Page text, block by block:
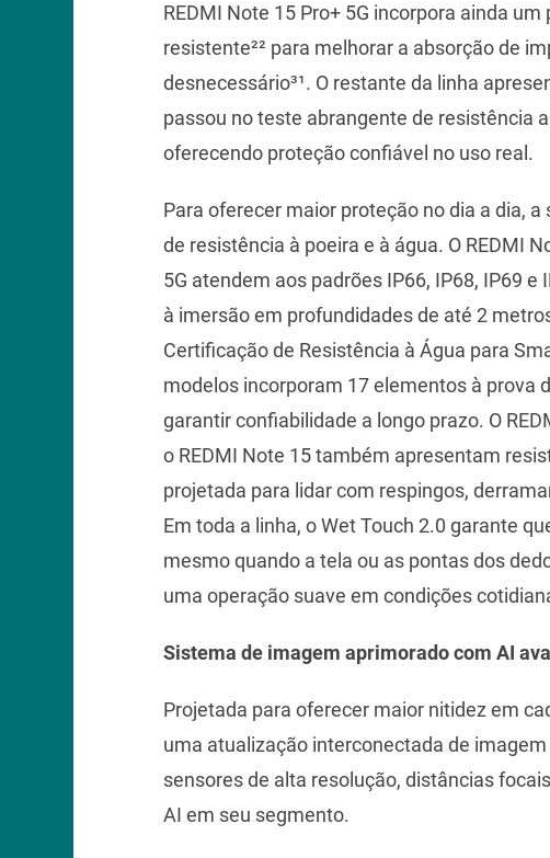
REDMI Note 15 Pro+ 5G incorpora ainda
resistente²² para melhorar a absorção de
desnecessário³¹. O restante da linha
passou no teste abrangente de resistência
oferecendo proteção confiável no uso real.
Para oferecer maior proteção no dia a dia,
de resistência à poeira e à água. O REDMI
5G atendem aos padrões IP66, IP68, IP69
à imersão em profundidades de até 2
Certificação de Resistência à Água para
modelos incorporam 17 elementos à prova
garantir confiabilidade a longo prazo. O
o REDMI Note 15 também apresentam
projetada para lidar com respingos,
Em toda a linha, o Wet Touch 2.0 garante
mesmo quando a tela ou as pontas dos
uma operação suave em condições
Sistema de imagem aprimorado com AI
Projetada para oferecer maior nitidez em
uma atualização interconectada de
sensores de alta resolução, distâncias
AI em seu segmento.